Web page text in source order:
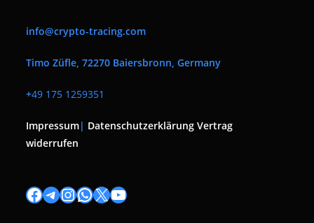
info@crypto-tracing.com
Timo Züfle, 72270 Baiersbronn, Germany
+49 175 1259351
Impressum| Datenschutzerklärung Vertrag
widerrufen
Facebook
Telegram
Instagram
WhatsApp
X YouTube